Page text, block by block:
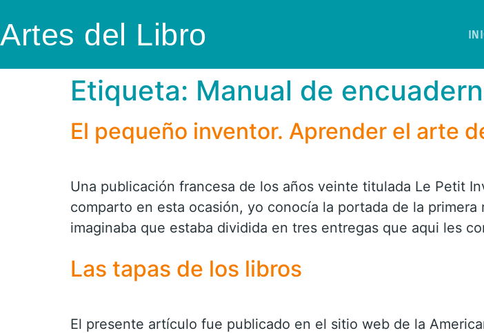
Artes del Libro
Etiqueta: Manual de
El pequeño inventor. Aprender el arte
Una publicación francesa de los años veinte titulada Le Petit
comparto en esta ocasión, yo conocía la portada de la
imaginaba que estaba dividida en tres entregas que aqui les
Las tapas de los libros
El presente artículo fue publicado en el sitio web de la